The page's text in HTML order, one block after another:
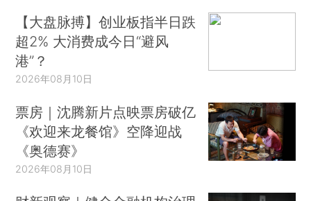
【大盘脉搏】创业板指半日跌
超2% 大消费成今日“避风
港”？
2026年08月10日
票房｜沈腾新片点映票房破亿
《欢迎来龙餐馆》空降迎战
《奥德赛》
2026年08月10日